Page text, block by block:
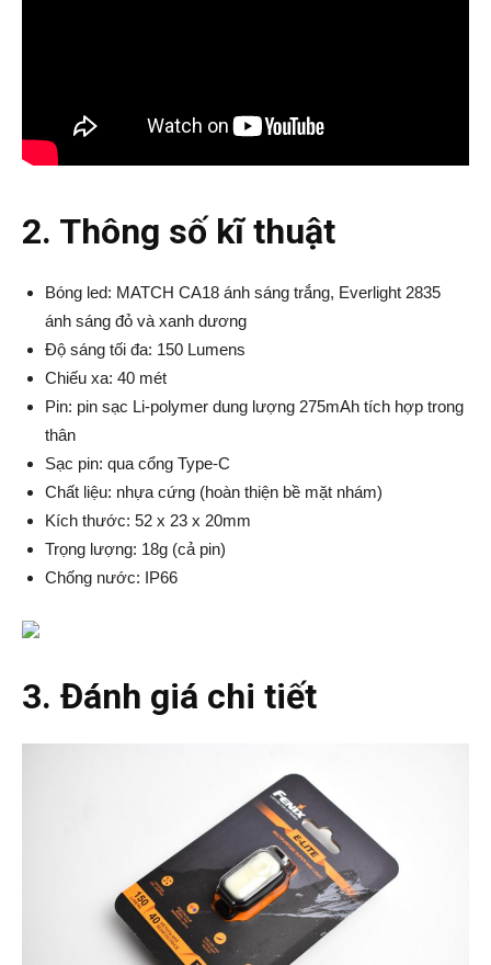
2. Thông số kĩ thuật
Bóng led: MATCH CA18 ánh sáng trắng, Everlight 2835
ánh sáng đỏ và xanh dương
Độ sáng tối đa: 150 Lumens
Chiếu xa: 40 mét
Pin: pin sạc Li-polymer dung lượng 275mAh tích hợp trong
thân
Sạc pin: qua cổng Type-C
Chất liệu: nhựa cứng (hoàn thiện bề mặt nhám)
Kích thước: 52 x 23 x 20mm
Trọng lượng: 18g (cả pin)
Chống nước: IP66
3. Đánh giá chi tiết